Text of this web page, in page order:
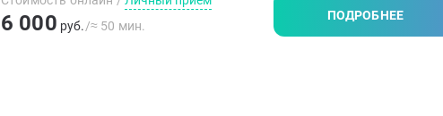
6 000 руб./≈ 50 мин.
ПОДРОБНЕЕ